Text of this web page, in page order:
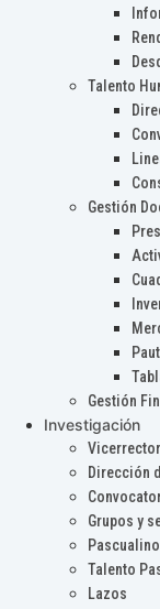
Talento
Gestión
Gestión
Investigación
Dirección
Grupos y
Talento
Lazos